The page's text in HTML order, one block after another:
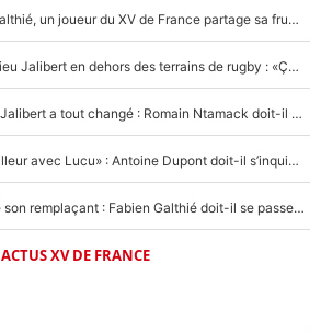
Mis de côté par Fabien Galthié, un joueur du XV de France partage sa frustration : «ils ne me l’ont pas dit tout de suite»
La raison d'être de Matthieu Jalibert en dehors des terrains de rugby : «Ça m'atteint autant que si tu touches à un membre de ma famille»
XV de France - Matthieu Jalibert a tout changé : Romain Ntamack doit-il s’inquiéter pour sa place à un an de la Coupe du monde ?
«Le XV de France est meilleur avec Lucu» : Antoine Dupont doit-il s’inquiéter pour sa place ?
Le XV de France a trouvé son remplaçant : Fabien Galthié doit-il se passer d'Antoine Dupont ?
ACTUS XV DE FRANCE